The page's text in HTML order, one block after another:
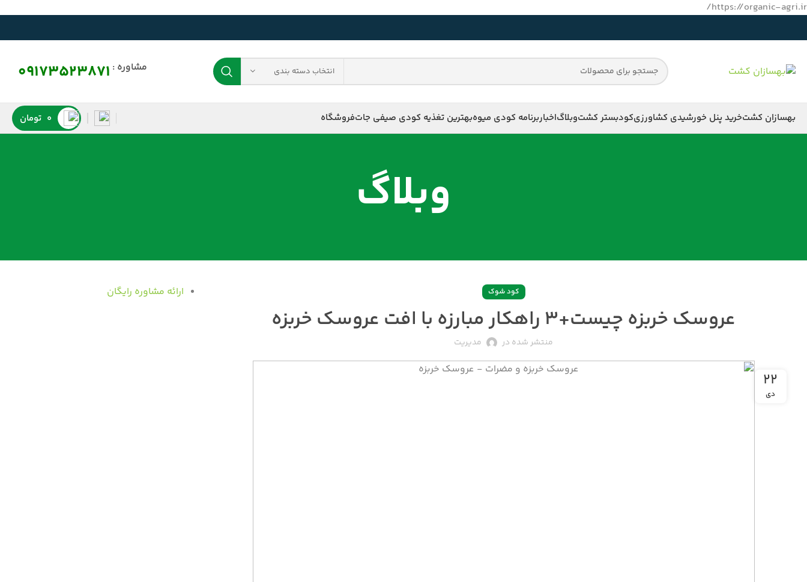
https://organic-agri.ir/
انتخاب دسته بندی مشاوره : 09173523871
بهسازان کشتخرید پنل خورشیدی کشاورزیکودبستر کشتوبلاگاخباربرنامه کودی میوهبهترین تغذیه کودی صیفی جاتفروشگاه 0 تومان
وبلاگ
کود شوک
عروسک خربزه چیست+۳ راهکار مبارزه با افت عروسک خربزه
منتشر شده در مدیریت
۲۲
دی
ارائه مشاوره رایگان